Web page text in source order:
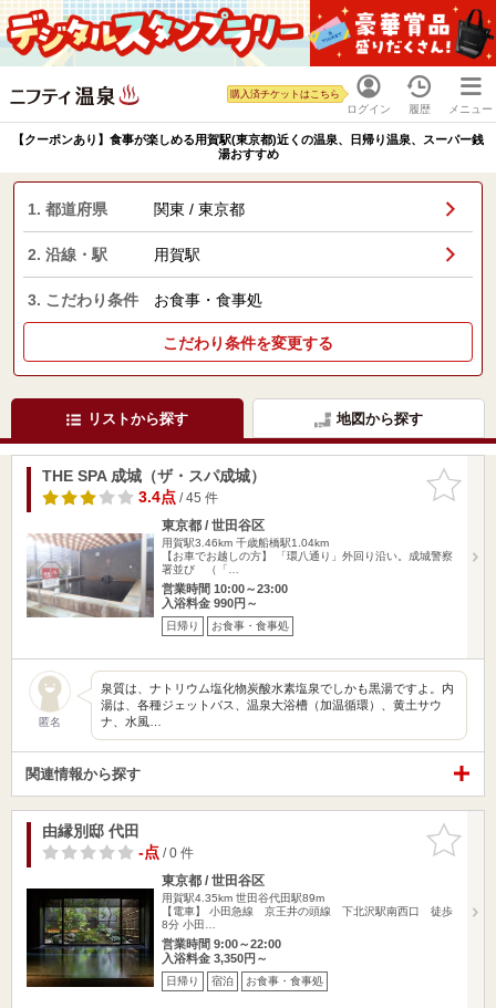
ログイン
購入済チケットはこちら
履歴 メニュー
【クーポンあり】食事が楽しめる用賀駅(東京都)近くの温泉、日帰り温泉、スーパー銭
湯おすすめ
1. 都道府県 関東 / 東京都
2. 沿線・駅 用賀駅
3. こだわり条件 お食事・食事処
こだわり条件を変更する
リストから探す 地図から探す
お気に入
りに追加
THE SPA 成城（ザ・スパ成城）
3.4点/ 45 件
東京都 / 世田谷区
用賀駅3.46km 千歳船橋駅1.04km
【お車でお越しの方】 「環八通り」外回り沿い。成城警察
署並び （「…
営業時間 10:00～23:00
入浴料金 990円～
日帰り お食事・食事処
匿名
泉質は、ナトリウム塩化物炭酸水素塩泉でしかも黒湯ですよ。内
湯は、各種ジェットバス、温泉大浴槽（加温循環）、黄土サウ
ナ、水風…
関連情報から探す
お気に入
りに追加
由縁別邸 代田
-点/ 0 件
東京都 / 世田谷区
用賀駅4.35km 世田谷代田駅89m
【電車】 小田急線 京王井の頭線 下北沢駅南西口 徒歩
8分 小田…
営業時間 9:00～22:00
入浴料金 3,350円～
日帰り 宿泊 お食事・食事処